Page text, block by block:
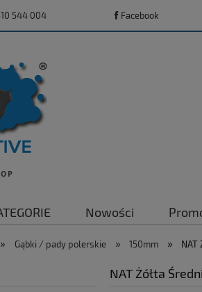
544 004 Facebook
Nowości
» Gąbki / pady polerskie » 150mm » NAT
NAT Żółta